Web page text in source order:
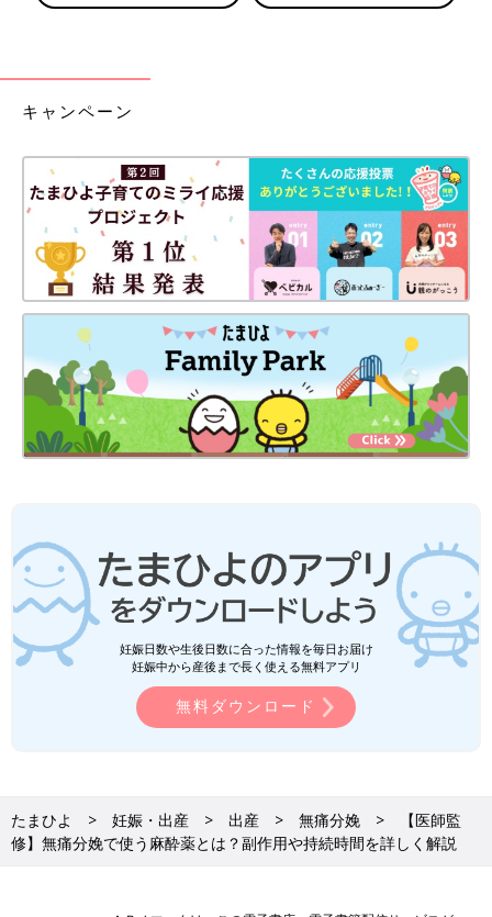
キャンペーン
妊娠日数や生後日数に合った情報を毎日お届け
妊娠中から産後まで長く使える無料アプリ
無料ダウンロード
たまひよ 妊娠・出産 出産 無痛分娩
【医師監
修】無痛分娩で使う麻酔薬とは？副作用や持続時間を詳しく解説